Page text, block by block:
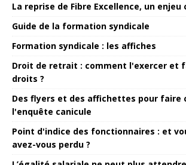
La reprise de Fibre Excellence, un enjeu
Guide de la formation syndicale
Formation syndicale : les affiches
Droit de retrait : comment l'exercer et
droits ?
Des flyers et des affichettes pour faire
l'enquête canicule
Point d'indice des fonctionnaires : et
avez-vous perdu ?